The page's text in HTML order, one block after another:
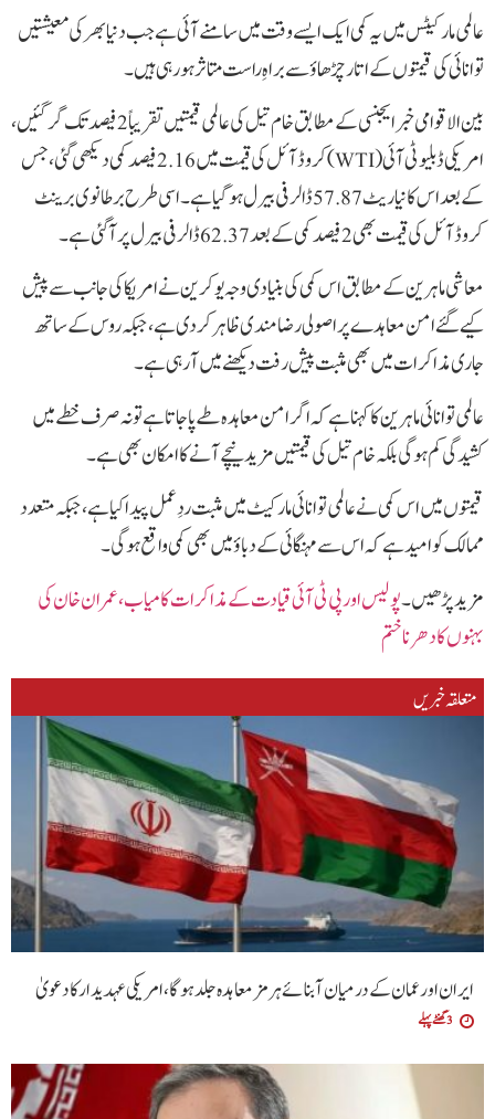
عالمی مارکیٹس میں یہ کمی ایک ایسے وقت میں سامنے آئی ہے جب دنیا بھر کی معیشتیں
توانائی کی قیمتوں کے اتار چڑھاؤ سے براہِ راست متاثر ہو رہی ہیں۔
بین الاقوامی خبر ایجنسی کے مطابق خام تیل کی عالمی قیمتیں تقریباً 2 فیصد تک گر گئیں،
امریکی ڈبلیو ٹی آئی (WTI) کروڈ آئل کی قیمت میں 2.16 فیصد کمی دیکھی گئی، جس
کے بعد اس کا نیا ریٹ 57.87 ڈالر فی بیرل ہوگیا ہے۔ اسی طرح برطانوی برینٹ
کروڈ آئل کی قیمت بھی 2 فیصد کمی کے بعد 62.37 ڈالر فی بیرل پر آ گئی ہے۔
معاشی ماہرین کے مطابق اس کمی کی بنیادی وجہ یوکرین نے امریکا کی جانب سے پیش
کیے گئے امن معاہدے پر اصولی رضامندی ظاہر کر دی ہے، جبکہ روس کے ساتھ
جاری مذاکرات میں بھی مثبت پیش رفت دیکھنے میں آ رہی ہے۔
عالمی توانائی ماہرین کا کہنا ہے کہ اگر امن معاہدہ طے پا جاتا ہے تو نہ صرف خطے میں
کشیدگی کم ہوگی بلکہ خام تیل کی قیمتیں مزید نیچے آنے کا امکان بھی ہے۔
قیمتوں میں اس کمی نے عالمی توانائی مارکیٹ میں مثبت ردِعمل پیدا کیا ہے، جبکہ متعدد
ممالک کو امید ہے کہ اس سے مہنگائی کے دباؤ میں بھی کمی واقع ہوگی۔
مزید پڑھیں۔پولیس اور پی ٹی آئی قیادت کے مذاکرات کامیاب،عمران خان کی
بہنوں کا دھرناختم
متعلقہ خبریں
ایران اور عمان کے درمیان آبنائے ہرمز معاہدہ جلد ہوگا،امریکی عہدیدار کا دعویٰ
3 گھنٹے پہلے